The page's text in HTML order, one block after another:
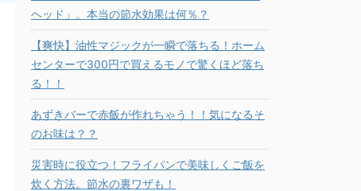
ヘッド」。本当の節水効果は何％？
【爽快】油性マジックが一瞬で落ちる！ホーム
センターで300円で買えるモノで驚くほど落ち
る！！
あずきバーで赤飯が作れちゃう！！気になるそ
のお味は？？
災害時に役立つ！フライパンで美味しくご飯を
炊く方法。節水の裏ワザも！